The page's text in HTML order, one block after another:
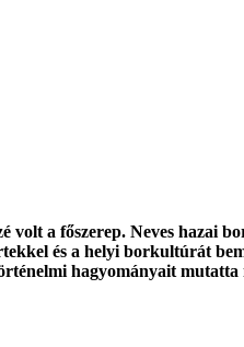
volt a főszerep. Neves hazai
és a helyi borkultúrát
hagyományait